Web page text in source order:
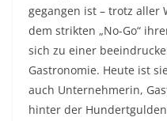
gegangen ist – trotz aller
dem strikten „No-Go“
sich zu einer
Gastronomie. Heute ist
auch Unternehmerin,
hinter der